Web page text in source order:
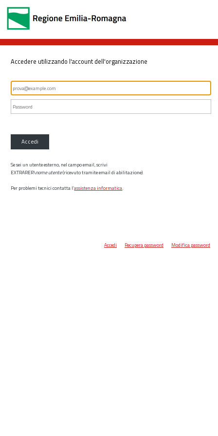
Accedere utilizzando l'account dell'organizzazione
Accedi
Se sei un utente esterno, nel campo email, scrivi
EXTRARER\nome utente(ricevuto tramite email di abilitazione)
Per problemi tecnici contatta l’assistenza informatica.
Accedi Recupera password Modifica password